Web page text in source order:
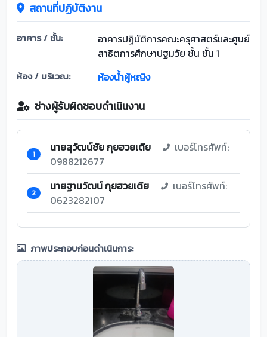
สถานที่ปฏิบัติงาน
อาคาร / ชั้น:
อาคารปฏิบัติการคณะครุศาสตร์และศูนย์
สาธิตการศึกษาปฐมวัย ชั้น ชั้น 1
ห้อง / บริเวณ: ห้องน้ำผู้หญิง
ช่างผู้รับผิดชอบดำเนินงาน
1 นายสุวัฒน์ชัย กุยฮวยเตีย
เบอร์โทรศัพท์:
0988212677
2 นายฐานวัฒน์ กุยฮวยเตีย
เบอร์โทรศัพท์:
0623282107
ภาพประกอบก่อนดำเนินการ: